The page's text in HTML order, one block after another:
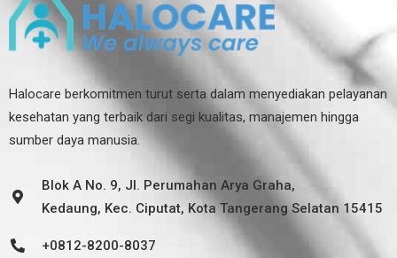
Halocare berkomitmen turut serta dalam menyediakan pelayanan
kesehatan yang terbaik dari segi kualitas, manajemen hingga
sumber daya manusia.
Blok A No. 9, Jl. Perumahan Arya Graha,
Kedaung, Kec. Ciputat, Kota Tangerang Selatan 15415
+0812-8200-8037